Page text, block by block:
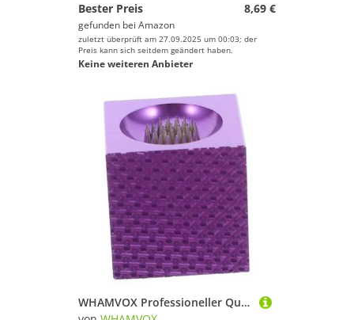
Bester Preis
8,69 €
gefunden bei Amazon
zuletzt überprüft am 27.09.2025 um 00:03; der
Preis kann sich seitdem geändert haben.
Keine weiteren Anbieter
WHAMVOX Professioneller Queue Tip Shaper mit Präzisionsnadel Kompakter Billiard Queue Reparatur Polierwerkzeug für Snooker und Pool Präzise Reinigung und Langlebige Spitze